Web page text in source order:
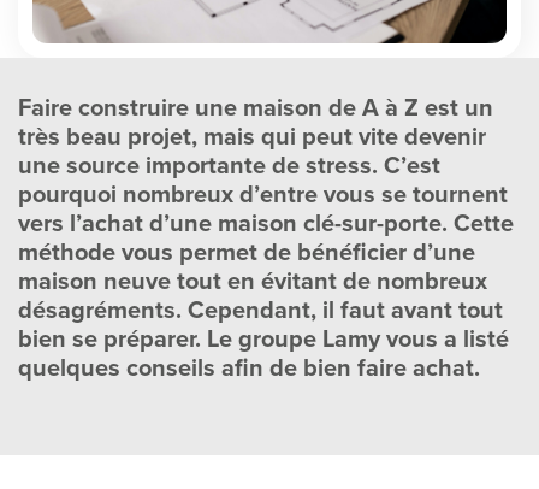
Faire construire une maison de A à Z est un
très beau projet, mais qui peut vite devenir
une source importante de stress. C’est
pourquoi nombreux d’entre vous se tournent
vers l’achat d’une maison clé-sur-porte. Cette
méthode vous permet de bénéficier d’une
maison neuve tout en évitant de nombreux
désagréments. Cependant, il faut avant tout
bien se préparer. Le groupe Lamy vous a listé
quelques conseils afin de bien faire achat.